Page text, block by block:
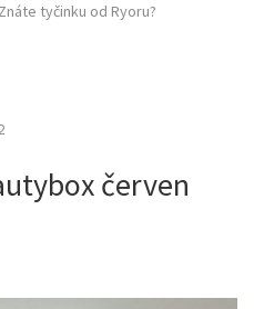
tyčinku od Ryoru?
červen